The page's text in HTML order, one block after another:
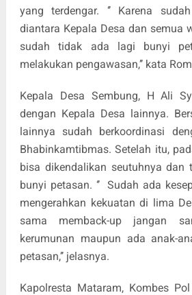
yang terdengar. ‘’ Karena
diantara Kepala Desa dan semua
sudah tidak ada lagi bunyi
melakukan pengawasan,’’ kata
Kepala Desa Sembung, H Ali
dengan Kepala Desa lainnya.
lainnya sudah berkoordinasi
Bhabinkamtibmas. Setelah itu,
bisa dikendalikan seutuhnya dan
bunyi petasan. ‘’ Sudah ada
mengerahkan kekuatan di lima
sama memback-up jangan
kerumunan maupun ada anak-
petasan,’’ jelasnya.
Kapolresta Mataram, Kombes